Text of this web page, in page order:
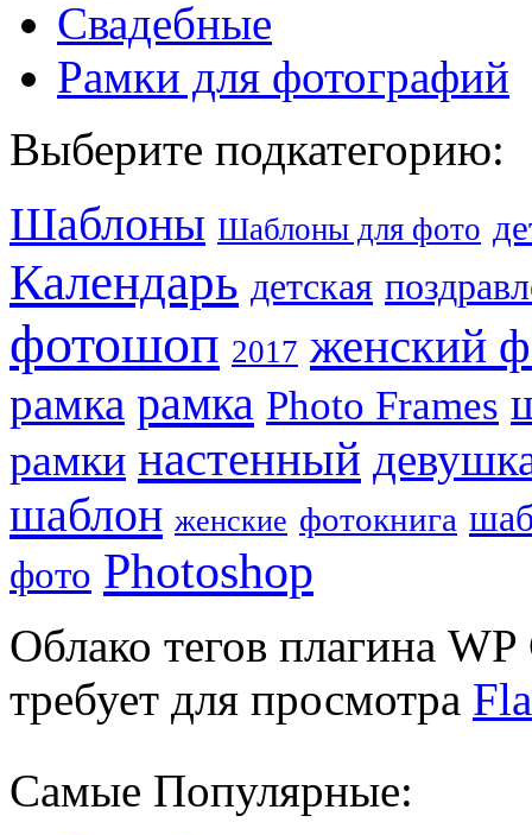
Свадебные
Рамки для фотографий
Выберите подкатегорию:
Шаблоны Шаблоны для фото
Календарь детская
фотошоп 2017 женский
рамка рамка Photo Frames
рамки настенный
шаблон женские фотокнига
фото Photoshop
Облако тегов плагина
требует для просмотра
Самые Популярные: